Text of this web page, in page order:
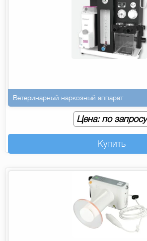
Ветеринарный наркозный аппарат
Цена: по запросу
Купить